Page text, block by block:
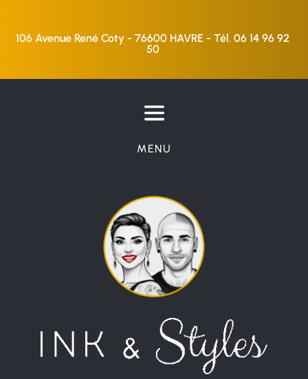
106 Avenue René Coty - 76600 HAVRE - Tél. 06 14 96 92
50
MENU